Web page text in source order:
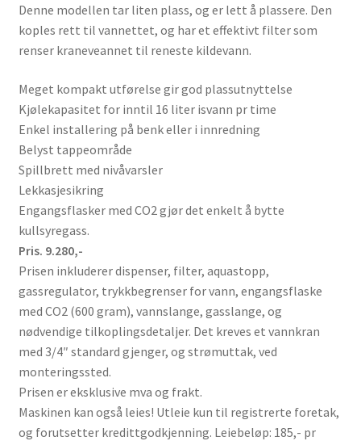
Denne modellen tar liten plass, og er lett å plassere. Den
koples rett til vannettet, og har et effektivt filter som
renser kraneveannet til reneste kildevann.
Meget kompakt utførelse gir god plassutnyttelse
Kjølekapasitet for inntil 16 liter isvann pr time
Enkel installering på benk eller i innredning
Belyst tappeområde
Spillbrett med nivåvarsler
Lekkasjesikring
Engangsflasker med CO2 gjør det enkelt å bytte
kullsyregass.
Pris. 9.280,-
Prisen inkluderer dispenser, filter, aquastopp,
gassregulator, trykkbegrenser for vann, engangsflaske
med CO2 (600 gram), vannslange, gasslange, og
nødvendige tilkoplingsdetaljer. Det kreves et vannkran
med 3/4″ standard gjenger, og strømuttak, ved
monteringssted.
Prisen er eksklusive mva og frakt.
Maskinen kan også leies! Utleie kun til registrerte foretak,
og forutsetter kredittgodkjenning. Leiebeløp: 185,- pr